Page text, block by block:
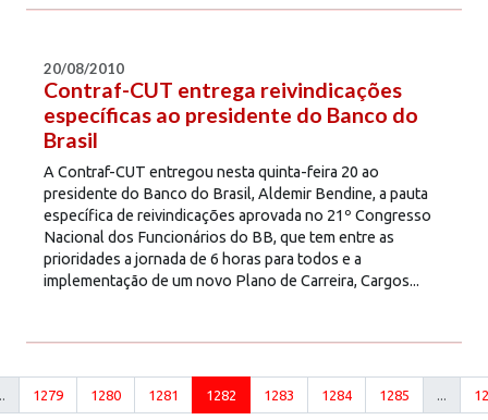
20/08/2010
Contraf-CUT entrega reivindicações
específicas ao presidente do Banco do
Brasil
A Contraf-CUT entregou nesta quinta-feira 20 ao
presidente do Banco do Brasil, Aldemir Bendine, a pauta
específica de reivindicações aprovada no 21º Congresso
Nacional dos Funcionários do BB, que tem entre as
prioridades a jornada de 6 horas para todos e a
implementação de um novo Plano de Carreira, Cargos...
1279 1280 1281 1282 1283 1284 1285 ...